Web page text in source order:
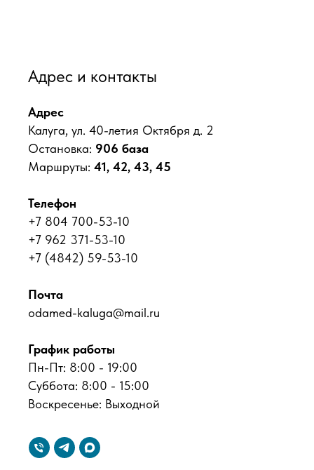
Адрес и контакты
Адрес
Калуга, ул. 40-летия Октября д. 2
Остановка: 906 база
Маршруты: 41, 42, 43, 45
Телефон
+7 804 700-53-10
+7 962 371-53-10
+7 (4842) 59-53-10
Почта
odamed-kaluga@mail.ru
График работы
Пн-Пт: 8:00 - 19:00
Суббота: 8:00 - 15:00
Воскресенье: Выходной